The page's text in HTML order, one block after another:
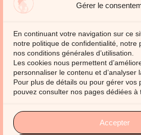
Gérer le
En continuant votre navigation sur ce
notre politique de confidentialité, notre
nos conditions générales d’utilisation.
Les cookies nous permettent
personnaliser le contenu et d’analyser
Pour plus de détails ou pour gérer vos
pouvez consulter nos pages dédiées à
Accepter
06.64.98.95.92
rue Champvoisin,